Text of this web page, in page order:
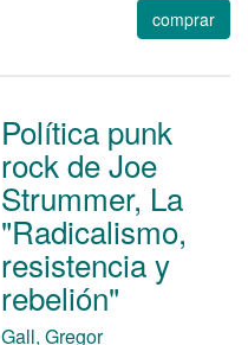
comprar
Política punk
rock de Joe
Strummer, La
"Radicalismo,
resistencia y
rebelión"
Gall, Gregor